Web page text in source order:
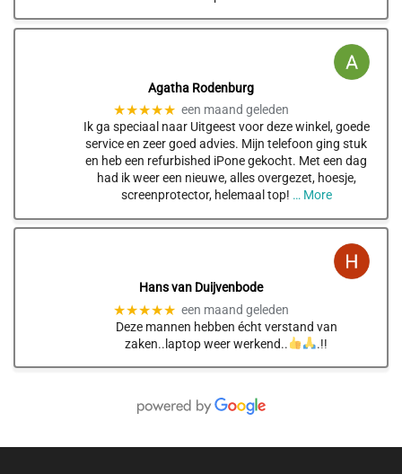
Agatha Rodenburg
★★★★★ een maand geleden
Ik ga speciaal naar Uitgeest voor deze winkel, goede
service en zeer goed advies. Mijn telefoon ging stuk
en heb een refurbished iPone gekocht. Met een dag
had ik weer een nieuwe, alles overgezet, hoesje,
screenprotector, helemaal top! … More
Hans van Duijvenbode
★★★★★ een maand geleden
Deze mannen hebben écht verstand van
zaken..laptop weer werkend..
.!!